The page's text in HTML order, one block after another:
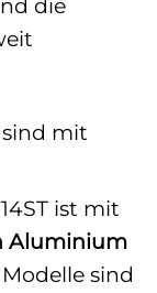
sind mit
ist mit
Aluminium
sind